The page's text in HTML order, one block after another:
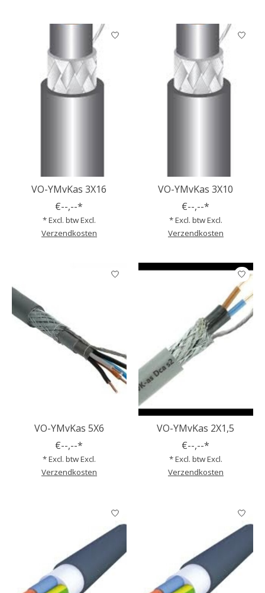
VO-YMvKas 3X16
€--,--*
* Excl. btw Excl.
Verzendkosten
VO-YMvKas 3X10
€--,--*
* Excl. btw Excl.
Verzendkosten
VO-YMvKas 5X6
€--,--*
* Excl. btw Excl.
Verzendkosten
VO-YMvKas 2X1,5
€--,--*
* Excl. btw Excl.
Verzendkosten